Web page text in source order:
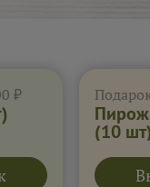
₽
(10